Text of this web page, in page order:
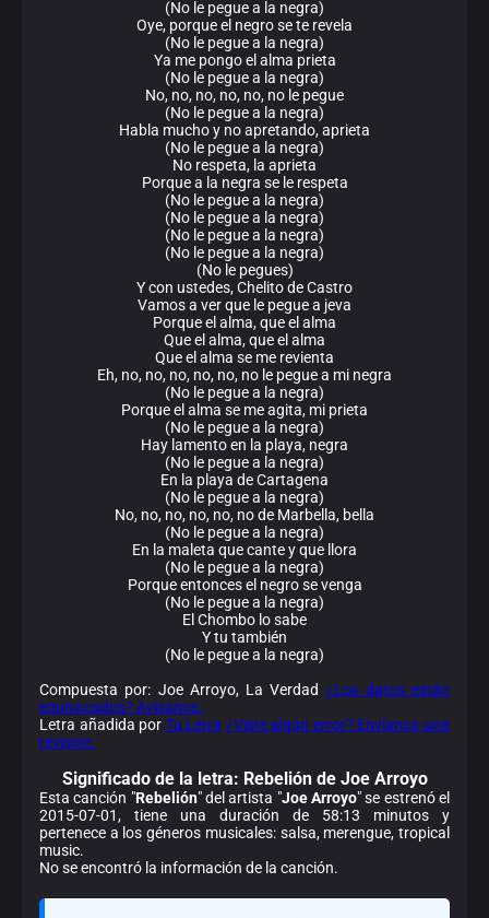
(No le pegue a la negra)
Oye, porque el negro se te revela
(No le pegue a la negra)
Ya me pongo el alma prieta
(No le pegue a la negra)
No, no, no, no, no, no le pegue
(No le pegue a la negra)
Habla mucho y no apretando, aprieta
(No le pegue a la negra)
No respeta, la aprieta
Porque a la negra se le respeta
(No le pegue a la negra)
(No le pegue a la negra)
(No le pegue a la negra)
(No le pegue a la negra)
(No le pegues)
Y con ustedes, Chelito de Castro
Vamos a ver que le pegue a jeva
Porque el alma, que el alma
Que el alma, que el alma
Que el alma se me revienta
Eh, no, no, no, no, no, no le pegue a mi negra
(No le pegue a la negra)
Porque el alma se me agita, mi prieta
(No le pegue a la negra)
Hay lamento en la playa, negra
(No le pegue a la negra)
En la playa de Cartagena
(No le pegue a la negra)
No, no, no, no, no, no de Marbella, bella
(No le pegue a la negra)
En la maleta que cante y que llora
(No le pegue a la negra)
Porque entonces el negro se venga
(No le pegue a la negra)
El Chombo lo sabe
Y tu también
(No le pegue a la negra)
Compuesta por: Joe Arroyo, La Verdad ¿Los datos están
equivocados? Avísanos.
Letra añadida por Tu Letra ¿Viste algún error? Envíanos una
revisión.
Significado de la letra: Rebelión de Joe Arroyo
Esta canción "Rebelión" del artista "Joe Arroyo" se estrenó el
2015-07-01, tiene una duración de 58:13 minutos y
pertenece a los géneros musicales: salsa, merengue, tropical
music.
No se encontró la información de la canción.